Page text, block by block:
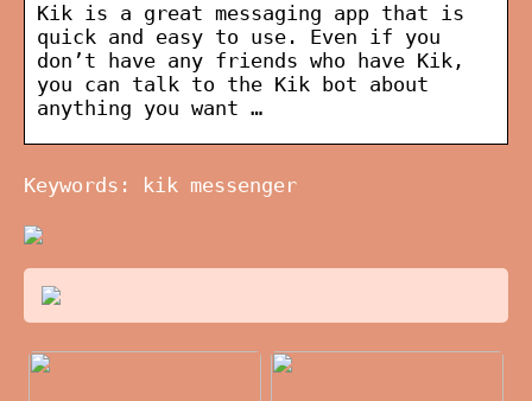
Kik is a great messaging app that is
quick and easy to use. Even if you
don’t have any friends who have Kik,
you can talk to the Kik bot about
anything you want …
Keywords: kik messenger